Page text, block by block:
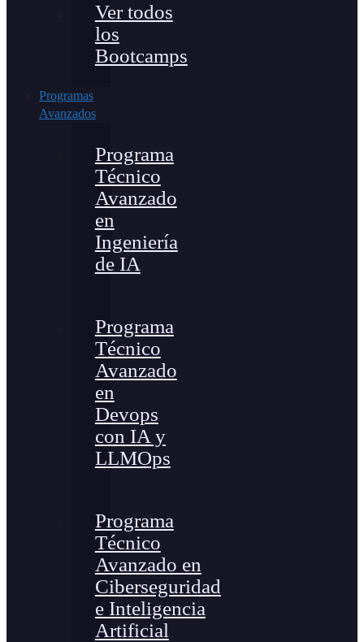
Ver todos
los
Bootcamps
Programas
Avanzados
Programa
Técnico
Avanzado
en
Ingeniería
de IA
Programa
Técnico
Avanzado
en
Devops
con IA y
LLMOps
Programa
Técnico
Avanzado en
Ciberseguridad
e Inteligencia
Artificial